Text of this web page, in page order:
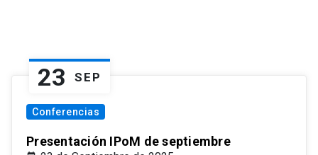
23 SEP
Conferencias
Presentación IPoM de septiembre